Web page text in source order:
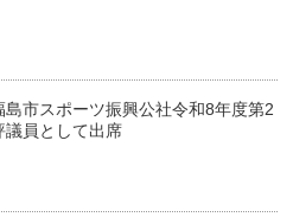
島市スポーツ振興公社令和8年度第2
議員として出席